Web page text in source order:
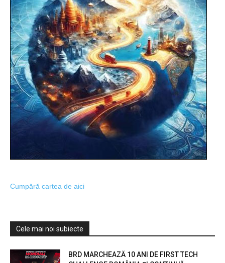
Cumpără cartea de aici
Cele mai noi subiecte
BRD MARCHEAZĂ 10 ANI DE FIRST TECH